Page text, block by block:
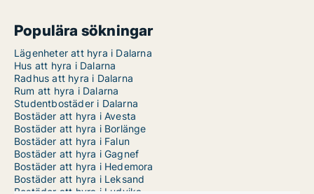
Populära sökningar
Lägenheter att hyra i Dalarna
Hus att hyra i Dalarna
Radhus att hyra i Dalarna
Rum att hyra i Dalarna
Studentbostäder i Dalarna
Bostäder att hyra i Avesta
Bostäder att hyra i Borlänge
Bostäder att hyra i Falun
Bostäder att hyra i Gagnef
Bostäder att hyra i Hedemora
Bostäder att hyra i Leksand